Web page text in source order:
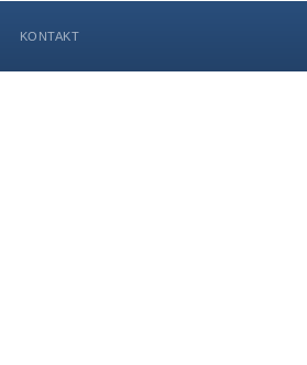
KONTAKT